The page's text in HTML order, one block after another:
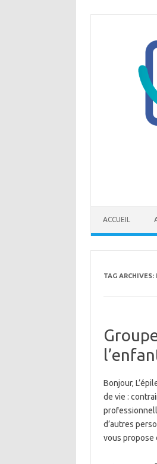
ACCUEIL
TAG ARCHIVES:
Bonjour,
de vie :
d’autres
vous